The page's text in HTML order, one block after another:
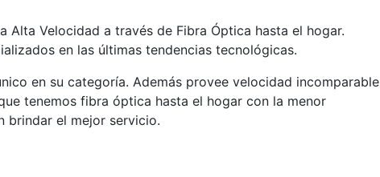
Velocidad a través de Fibra Óptica hasta el hogar.
en las últimas tendencias tecnológicas.
en su categoría. Además provee velocidad incomparable
tenemos fibra óptica hasta el hogar con la menor
brindar el mejor servicio.